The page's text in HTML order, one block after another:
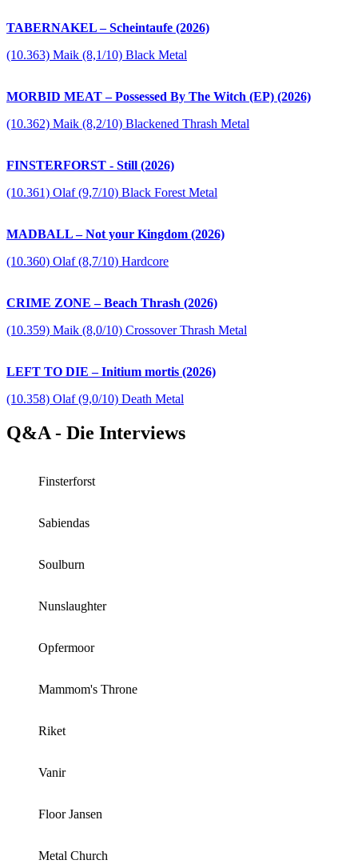
TABERNAKEL – Scheintaufe (2026)
(10.363) Maik (8,1/10) Black Metal
MORBID MEAT – Possessed By The Witch (EP) (2026)
(10.362) Maik (8,2/10) Blackened Thrash Metal
FINSTERFORST - Still (2026)
(10.361) Olaf (9,7/10) Black Forest Metal
MADBALL – Not your Kingdom (2026)
(10.360) Olaf (8,7/10) Hardcore
CRIME ZONE – Beach Thrash (2026)
(10.359) Maik (8,0/10) Crossover Thrash Metal
LEFT TO DIE – Initium mortis (2026)
(10.358) Olaf (9,0/10) Death Metal
Q&A - Die Interviews
Finsterforst
Sabiendas
Soulburn
Nunslaughter
Opfermoor
Mammom's Throne
Riket
Vanir
Floor Jansen
Metal Church